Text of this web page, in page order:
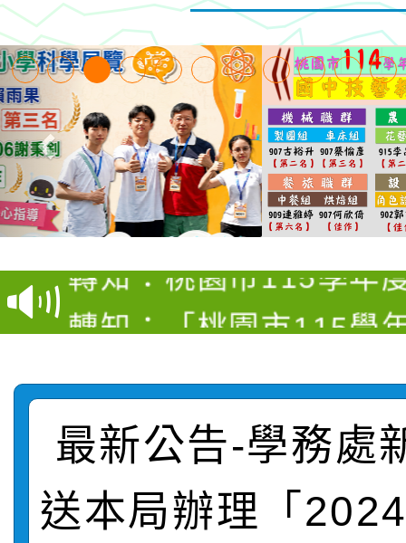
【甄選結果(第4招)】
學年度第1學期第9次代
結果(第4招)
【甄選結果(第12招)】
學年度第1學期第7次代
結果(第12招)
轉知：桃園市115學年
賽及師生本土語及新住
轉知：「桃園市115學
動辦法」
城市手牽手，綠能透明
畫影片一案
轉知：「115學年度全
劇比賽實施要點」及修
轉知：桃園市115年度
最新公告-學務處
送本局辦理「